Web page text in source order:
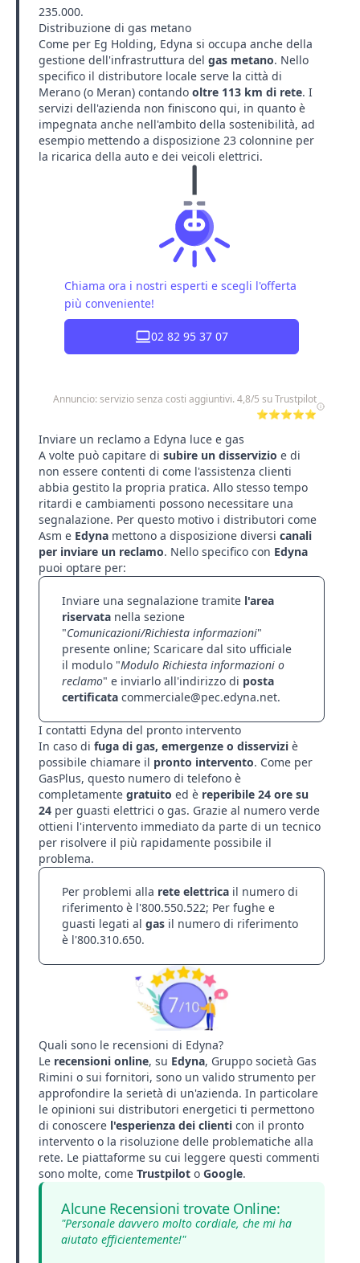
235.000.
Distribuzione di gas metano
Come per Eg Holding, Edyna si occupa anche della
gestione dell'infrastruttura del gas metano. Nello
specifico il distributore locale serve la città di
Merano (o Meran) contando oltre 113 km di rete. I
servizi dell'azienda non finiscono qui, in quanto è
impegnata anche nell'ambito della sostenibilità, ad
esempio mettendo a disposizione 23 colonnine per
la ricarica della auto e dei veicoli elettrici.
Chiama ora i nostri esperti e scegli l'offerta
più conveniente!
02 82 95 37 07
Annuncio: servizio senza costi aggiuntivi. 4,8/5 su Trustpilot
⭐⭐⭐⭐⭐
Inviare un reclamo a Edyna luce e gas
A volte può capitare di subire un disservizio e di
non essere contenti di come l'assistenza clienti
abbia gestito la propria pratica. Allo stesso tempo
ritardi e cambiamenti possono necessitare una
segnalazione. Per questo motivo i distributori come
Asm e Edyna mettono a disposizione diversi canali
per inviare un reclamo. Nello specifico con Edyna
puoi optare per:
Inviare una segnalazione tramite l'area
riservata nella sezione
"Comunicazioni/Richiesta informazioni"
presente online; Scaricare dal sito ufficiale
il modulo "Modulo Richiesta informazioni o
reclamo" e inviarlo all'indirizzo di posta
certificata commerciale@pec.edyna.net.
I contatti Edyna del pronto intervento
In caso di fuga di gas, emergenze o disservizi è
possibile chiamare il pronto intervento. Come per
GasPlus, questo numero di telefono è
completamente gratuito ed è reperibile 24 ore su
24 per guasti elettrici o gas. Grazie al numero verde
ottieni l'intervento immediato da parte di un tecnico
per risolvere il più rapidamente possibile il
problema.
Per problemi alla rete elettrica il numero di
riferimento è l'800.550.522; Per fughe e
guasti legati al gas il numero di riferimento
è l'800.310.650.
Quali sono le recensioni di Edyna?
Le recensioni online, su Edyna, Gruppo società Gas
Rimini o sui fornitori, sono un valido strumento per
approfondire la serietà di un'azienda. In particolare
le opinioni sui distributori energetici ti permettono
di conoscere l'esperienza dei clienti con il pronto
intervento o la risoluzione delle problematiche alla
rete. Le piattaforme su cui leggere questi commenti
sono molte, come Trustpilot o Google.
Alcune Recensioni trovate Online:
"Personale davvero molto cordiale, che mi ha
aiutato efficientemente!"